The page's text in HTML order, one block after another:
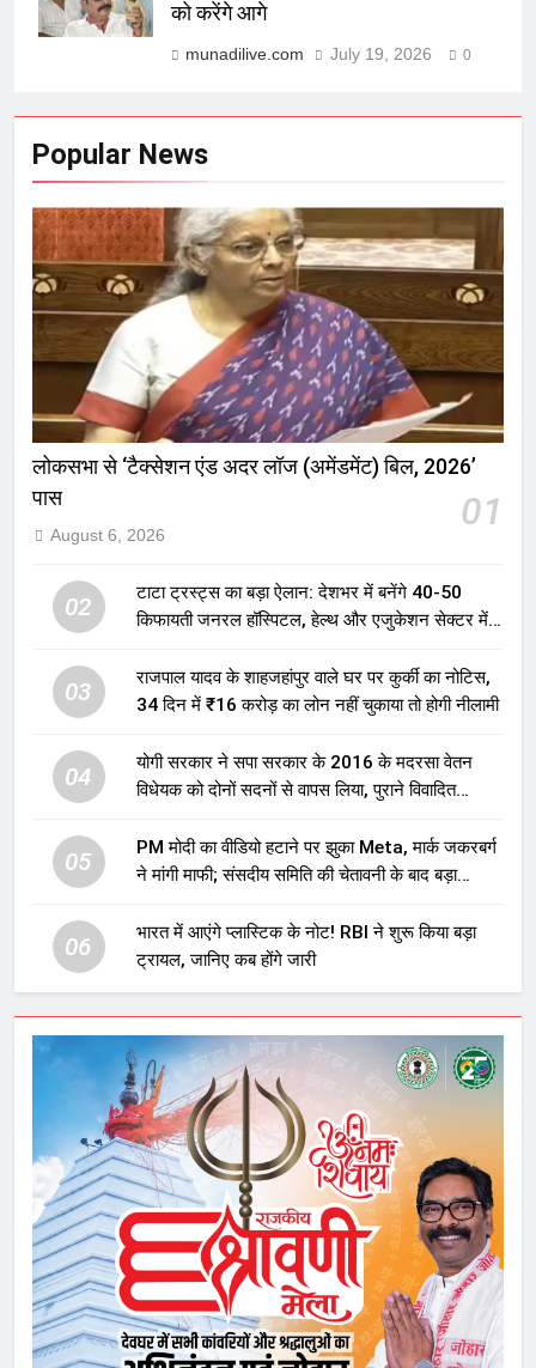
को करेंगे आगे
munadilive.com July 19, 2026 0
Popular News
लोकसभा से ‘टैक्सेशन एंड अदर लॉज (अमेंडमेंट) बिल, 2026’
पास
01
August 6, 2026
02
टाटा ट्रस्ट्स का बड़ा ऐलान: देशभर में बनेंगे 40-50
किफायती जनरल हॉस्पिटल, हेल्थ और एजुकेशन सेक्टर में
03
राजपाल यादव के शाहजहांपुर वाले घर पर कुर्की का नोटिस,
34 दिन में ₹16 करोड़ का लोन नहीं चुकाया तो होगी नीलामी
04
योगी सरकार ने सपा सरकार के 2016 के मदरसा वेतन
विधेयक को दोनों सदनों से वापस लिया, पुराने विवादित
05
PM मोदी का वीडियो हटाने पर झुका Meta, मार्क जकरबर्ग
ने मांगी माफी; संसदीय समिति की चेतावनी के बाद बड़ा
06
भारत में आएंगे प्लास्टिक के नोट! RBI ने शुरू किया बड़ा
ट्रायल, जानिए कब होंगे जारी